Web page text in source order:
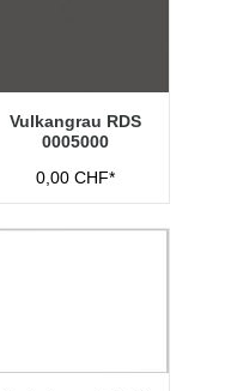
Vulkangrau RDS
0005000
0,00 CHF*